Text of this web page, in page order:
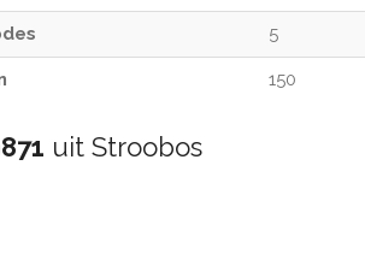
5
150
uit Stroobos